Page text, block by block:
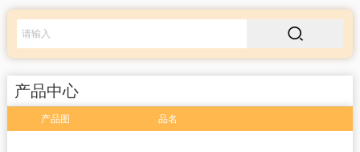
产品中心
服务支持
关于我们

产品中心
红外热成像仪
产品图 品名